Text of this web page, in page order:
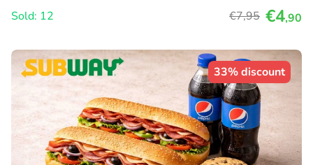
Sold: 12
€7,95 €4,90
33% discount